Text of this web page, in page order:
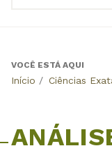
Back
VOCÊ ESTÁ AQUI
Início / Ciências